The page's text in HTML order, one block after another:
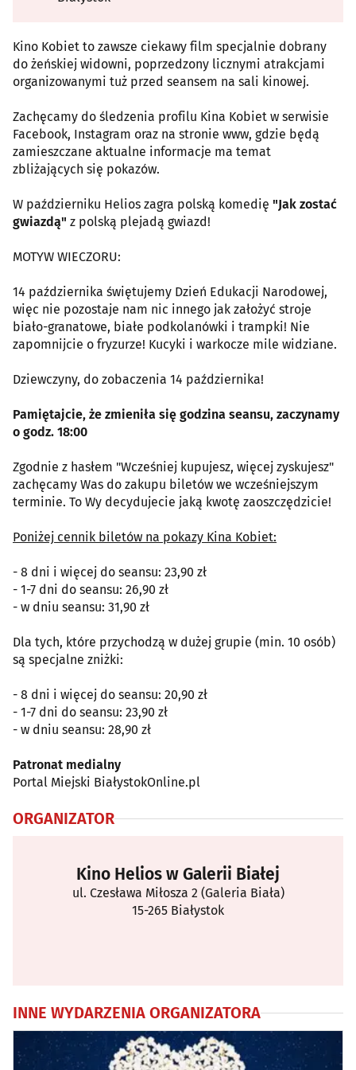
Kino Kobiet to zawsze ciekawy film specjalnie dobrany
do żeńskiej widowni, poprzedzony licznymi atrakcjami
organizowanymi tuż przed seansem na sali kinowej.
Zachęcamy do śledzenia profilu Kina Kobiet w serwisie
Facebook, Instagram oraz na stronie www, gdzie będą
zamieszczane aktualne informacje ma temat
zbliżających się pokazów.
W październiku Helios zagra polską komedię "Jak zostać
gwiazdą" z polską plejadą gwiazd!
MOTYW WIECZORU:
14 października świętujemy Dzień Edukacji Narodowej,
więc nie pozostaje nam nic innego jak założyć stroje
biało-granatowe, białe podkolanówki i trampki! Nie
zapomnijcie o fryzurze! Kucyki i warkocze mile widziane.
Dziewczyny, do zobaczenia 14 października!
Pamiętajcie, że zmieniła się godzina seansu, zaczynamy
o godz. 18:00
Zgodnie z hasłem "Wcześniej kupujesz, więcej zyskujesz"
zachęcamy Was do zakupu biletów we wcześniejszym
terminie. To Wy decydujecie jaką kwotę zaoszczędzicie!
Poniżej cennik biletów na pokazy Kina Kobiet:
- 8 dni i więcej do seansu: 23,90 zł
- 1-7 dni do seansu: 26,90 zł
- w dniu seansu: 31,90 zł
Dla tych, które przychodzą w dużej grupie (min. 10 osób)
są specjalne zniżki:
- 8 dni i więcej do seansu: 20,90 zł
- 1-7 dni do seansu: 23,90 zł
- w dniu seansu: 28,90 zł
Patronat medialny
Portal Miejski BiałystokOnline.pl
ORGANIZATOR
Kino Helios w Galerii Białej
ul. Czesława Miłosza 2 (Galeria Biała)
15-265 Białystok
INNE WYDARZENIA ORGANIZATORA